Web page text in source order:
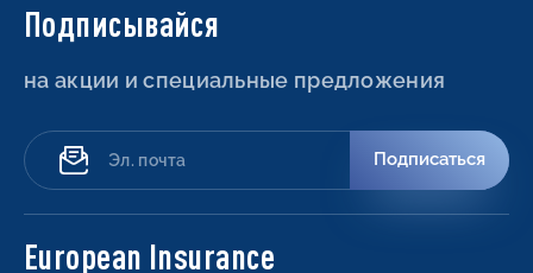
Подписывайся
на акции и специальные предложения
Подписаться
European Insurance